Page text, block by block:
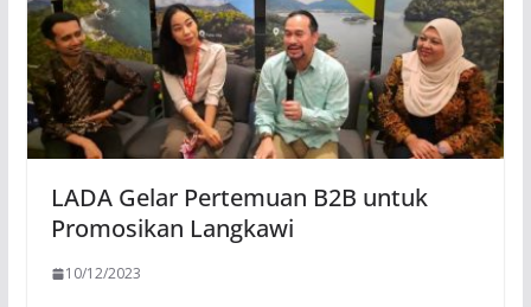
LADA Gelar Pertemuan B2B untuk
Promosikan Langkawi
10/12/2023